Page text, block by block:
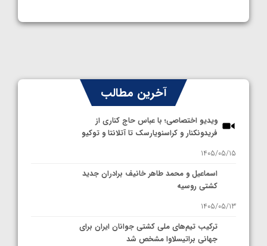
آخرین مطالب
ویدیو اختصاصی؛ با عباس حاج کناری از
فریدونکنار و کراسنویارسک تا آتلانتا و توکیو
1405/05/15
اسماعیل و محمد طاهر خانیف برادران جدید
کشتی روسیه
1405/05/13
ترکیب تیم‌های ملی کشتی جوانان ایران برای
جهانی براتیسلاوا مشخص شد